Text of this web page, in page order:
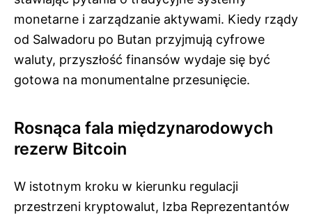
monetarne i zarządzanie aktywami. Kiedy rządy
od Salwadoru po Butan przyjmują cyfrowe
waluty, przyszłość finansów wydaje się być
gotowa na monumentalne przesunięcie.
Rosnąca fala międzynarodowych
rezerw Bitcoin
W istotnym kroku w kierunku regulacji
przestrzeni kryptowalut, Izba Reprezentantów